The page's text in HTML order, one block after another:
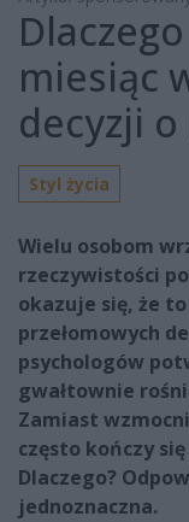
miesiąc
decyzji
Styl życia
Wielu osobom
rzeczywistości
okazuje się, że
przełomowych
psychologów
gwałtownie
Zamiast
często kończy
Dlaczego?
jednoznaczna.